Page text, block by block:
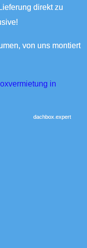
direkt zu
in
dachbox.expert